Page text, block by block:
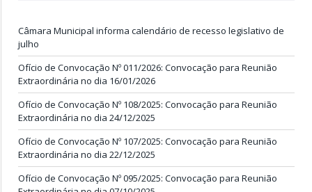
Câmara Municipal informa calendário de recesso legislativo de
julho
Ofício de Convocação Nº 011/2026: Convocação para Reunião
Extraordinária no dia 16/01/2026
Ofício de Convocação Nº 108/2025: Convocação para Reunião
Extraordinária no dia 24/12/2025
Ofício de Convocação Nº 107/2025: Convocação para Reunião
Extraordinária no dia 22/12/2025
Ofício de Convocação Nº 095/2025: Convocação para Reunião